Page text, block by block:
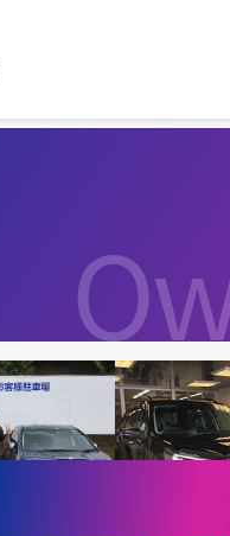
新潟亀田店
新潟昭和橋店
G-PARK新潟亀
各店舗の
耳寄り情